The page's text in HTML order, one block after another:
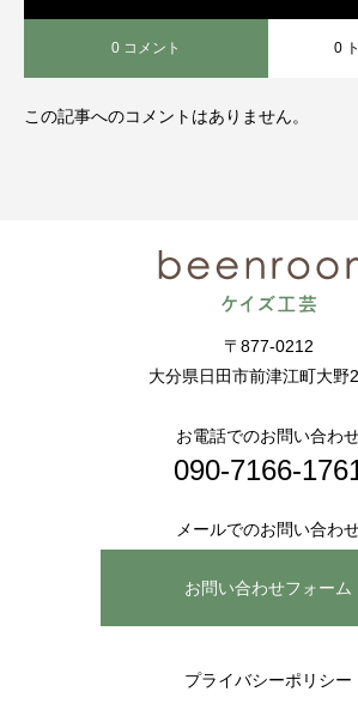
0 コメント 0
この記事へのコメントはありません。
〒877-0212
大分県日田市前津江町大野
お電話でのお問い合わ
090-7166-
メールでのお問い合わ
お問い合わせフォーム
プライバシーポリシー